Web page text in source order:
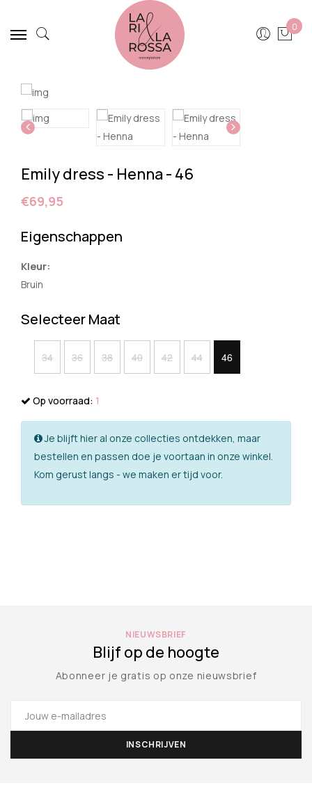
0
Emily dress - Henna - 46
€69,95
Eigenschappen
Kleur:
Bruin
Selecteer Maat
34 36 38 40 42 44 46
Op voorraad: 1
Je blijft hier al onze collecties ontdekken, maar
bestellen en passen doe je voortaan in onze winkel.
Kom gerust langs - we maken er tijd voor.
NIEUWSBRIEF
Blijf op de hoogte
Abonneer je gratis op onze nieuwsbrief